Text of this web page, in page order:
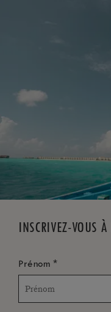
and make your
INSCRIVEZ-VOUS À
Prénom*